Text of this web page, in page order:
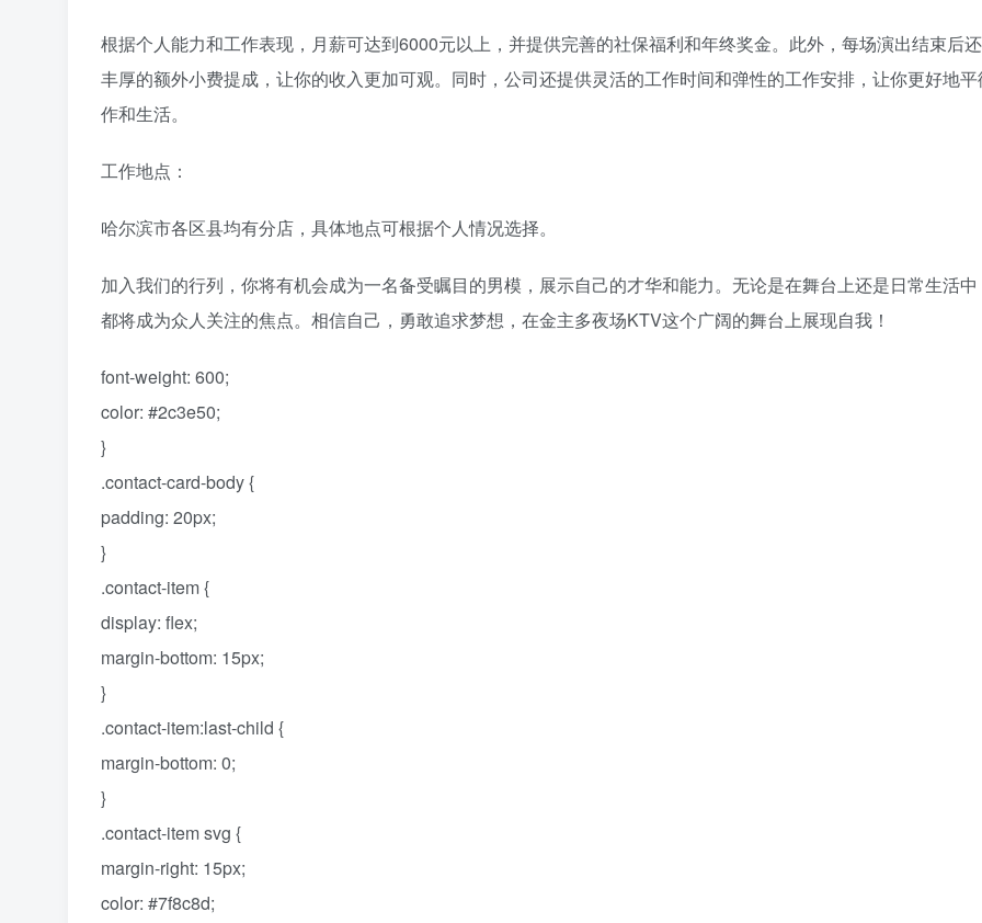
根据个人能力和工作表现，月薪可达到6000元以上，并提供完善的社保福利和年终奖金。此外，每场演出结束后
丰厚的额外小费提成，让你的收入更加可观。同时，公司还提供灵活的工作时间和弹性的工作安排，让你更好地
作和生活。
工作地点：
哈尔滨市各区县均有分店，具体地点可根据个人情况选择。
加入我们的行列，你将有机会成为一名备受瞩目的男模，展示自己的才华和能力。无论是在舞台上还是日常生活
都将成为众人关注的焦点。相信自己，勇敢追求梦想，在金主多夜场KTV这个广阔的舞台上展现自我！
font-weight: 600;
color: #2c3e50;
}
.contact-card-body {
padding: 20px;
}
.contact-item {
display: flex;
margin-bottom: 15px;
}
.contact-item:last-child {
margin-bottom: 0;
}
.contact-item svg {
margin-right: 15px;
color: #7f8c8d;